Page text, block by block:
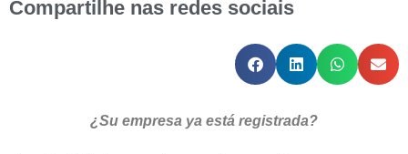
Compartilhe nas redes sociais
¿Su empresa ya está registrada?